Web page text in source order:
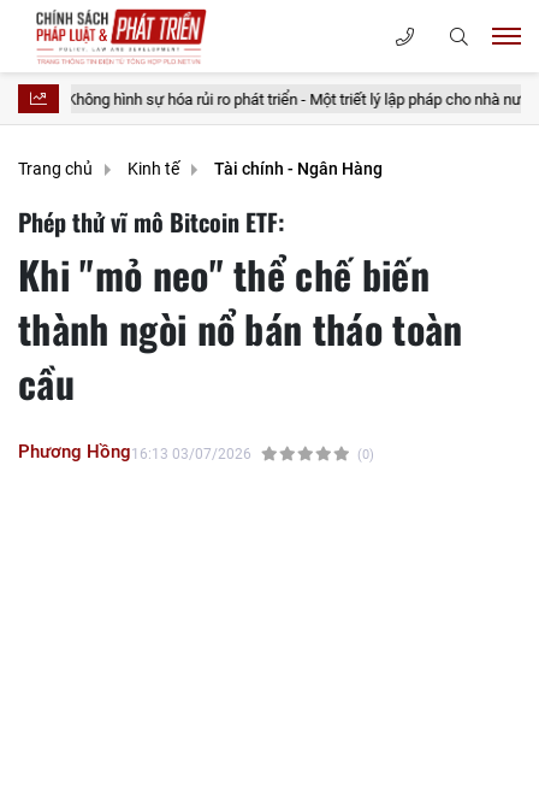
sự hóa rủi ro phát triển - Một triết lý lập pháp cho nhà nước kiến tạo
Trang chủ Kinh tế Tài chính - Ngân Hàng
Phép thử vĩ mô Bitcoin ETF:
Khi "mỏ neo" thể chế biến
thành ngòi nổ bán tháo toàn
cầu
Phương Hồng16:13 03/07/2026 (0)